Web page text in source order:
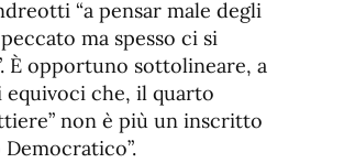
“a pensar male degli
ma spesso ci si
È opportuno sottolineare, a
equivoci che, il quarto
non è più un inscritto